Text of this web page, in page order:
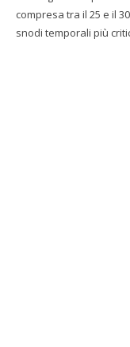
compresa tra il 25 e il
snodi temporali più